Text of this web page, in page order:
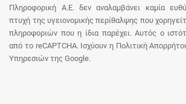
Πληροφορική Α.Ε. δεν αναλαμβάνει καμία
πτυχή της υγειονομικής περίθαλψης που
πληροφοριών που η ίδια παρέχει. Αυτός ο
από το reCAPTCHA. Ισχύουν η Πολιτική
Υπηρεσιών της Google.